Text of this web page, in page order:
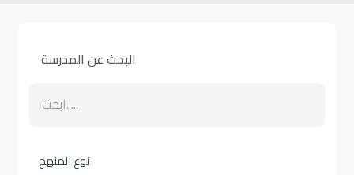
البحث عن المدرسة
نوع المنهج